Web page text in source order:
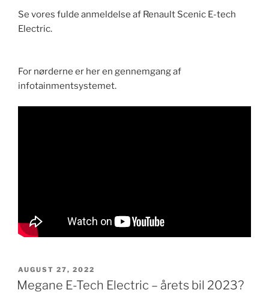
Se vores fulde anmeldelse af Renault Scenic E-tech
Electric.
F​or nørderne er her en gennemgang af
infotainmentsystemet.
UDGIVET
DEN
AUGUST 27, 2022
Megane E-Tech Electric – årets bil 2023?